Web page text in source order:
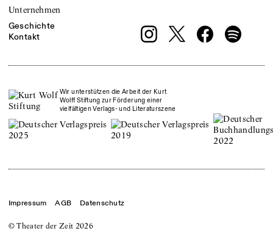
Unternehmen
Geschichte
Kontakt
Wir unterstützen die Arbeit der Kurt
Wolff Stiftung zur Förderung einer
vielfältigen Verlags- und Literaturszene
© Theater der Zeit 2026
Impressum AGB Datenschutz